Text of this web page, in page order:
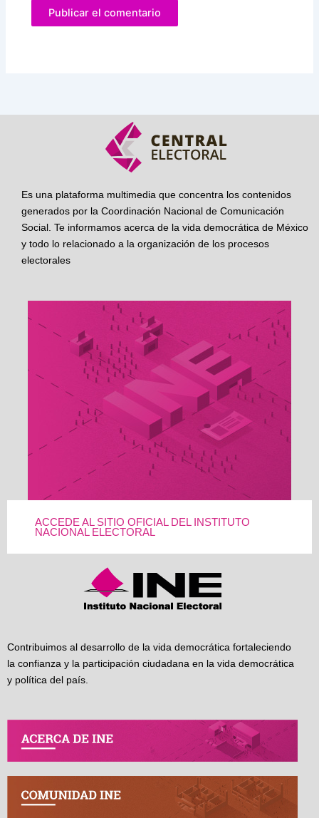
Es una plataforma multimedia que concentra los contenidos
generados por la Coordinación Nacional de Comunicación
Social. Te informamos acerca de la vida democrática de México
y todo lo relacionado a la organización de los procesos
electorales
ACCEDE AL SITIO OFICIAL DEL INSTITUTO
NACIONAL ELECTORAL
Contribuimos al desarrollo de la vida democrática fortaleciendo
la confianza y la participación ciudadana en la vida democrática
y política del país.